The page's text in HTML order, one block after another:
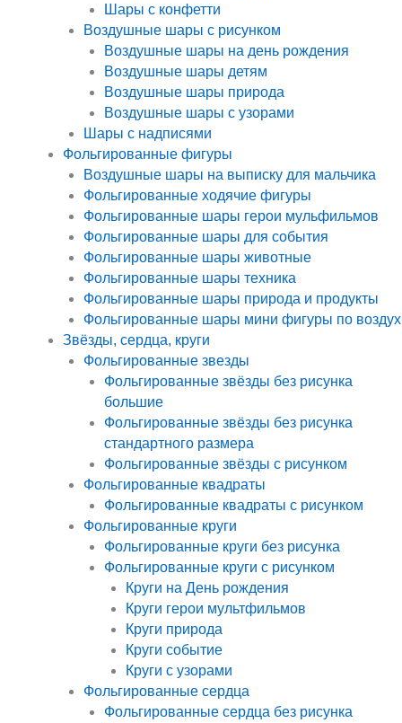
Шары с конфетти
Воздушные шары с рисунком
Воздушные шары на день рождения
Воздушные шары детям
Воздушные шары природа
Воздушные шары с узорами
Шары с надписями
Фольгированные фигуры
Воздушные шары на выписку для мальчика
Фольгированные ходячие фигуры
Фольгированные шары герои мульфильмов
Фольгированные шары для события
Фольгированные шары животные
Фольгированные шары техника
Фольгированные шары природа и продукты
Фольгированные шары мини фигуры по воздух
Звёзды, сердца, круги
Фольгированные звезды
Фольгированные звёзды без рисунка
большие
Фольгированные звёзды без рисунка
стандартного размера
Фольгированные звёзды с рисунком
Фольгированные квадраты
Фольгированные квадраты с рисунком
Фольгированные круги
Фольгированные круги без рисунка
Фольгированные круги с рисунком
Круги на День рождения
Круги герои мультфильмов
Круги природа
Круги событие
Круги с узорами
Фольгированные сердца
Фольгированные сердца без рисунка